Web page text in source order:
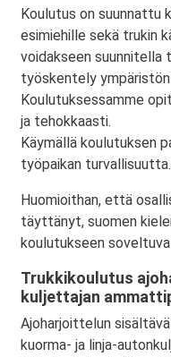
Koulutus on suunnattu
esimiehille sekä trukin
voidakseen suunnitella
työskentely
Koulutuksessamme
ja tehokkaasti.
Käymällä koulutuksen
työpaikan turvallisuutta.
Huomioithan, että
täyttänyt, suomen
koulutukseen soveltuva
Trukkikoulutus
kuljettajan
Ajoharjoittelun
kuorma- ja linja-